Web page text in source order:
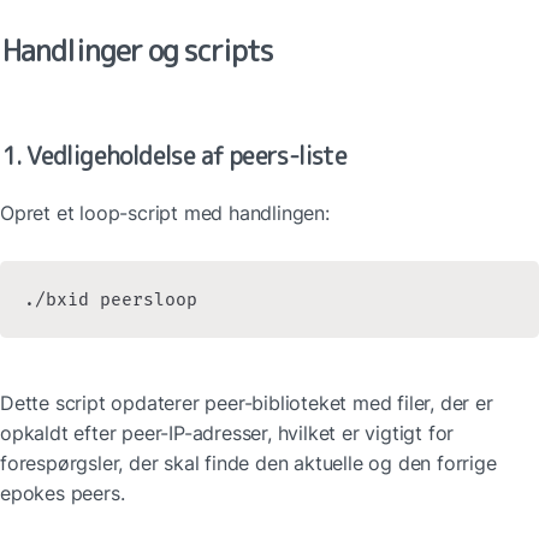
Handlinger og scripts
1. Vedligeholdelse af peers-liste
Opret et loop-script med handlingen:
./bxid peersloop
Dette script opdaterer peer-biblioteket med filer, der er
opkaldt efter peer-IP-adresser, hvilket er vigtigt for
forespørgsler, der skal finde den aktuelle og den forrige
epokes peers.